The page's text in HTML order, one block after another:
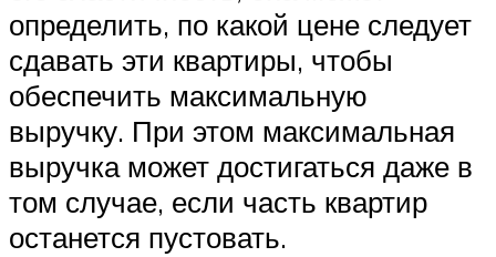
определить, по какой цене следует
сдавать эти квартиры, чтобы
обеспечить максимальную
выручку. При этом максимальная
выручка может достигаться даже в
том случае, если часть квартир
останется пустовать.